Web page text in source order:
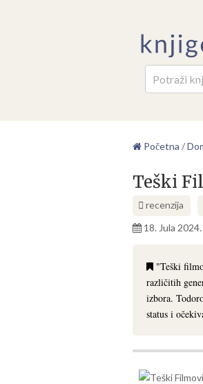
Početna /
Teški
recenzija
18. Jula 2024.
"Teški
različitih
izbora.
status i